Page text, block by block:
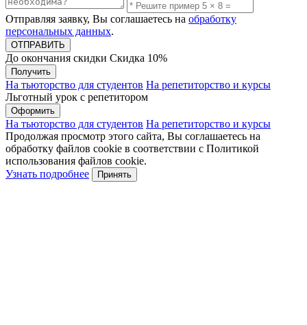
Отправляя заявку, Вы соглашаетесь на обработку
персональных данных.
До окончания скидки Скидка 10%
Получить
На тьюторство для студентов На репетиторство и курсы
Льготный урок с репетитором
Оформить
На тьюторство для студентов На репетиторство и курсы
Продолжая просмотр этого сайта, Вы соглашаетесь на
обработку файлов cookie в соответствии с Политикой
использования файлов cookie.
Узнать подробнее
Принять